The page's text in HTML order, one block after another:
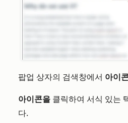
팝업 상자의 검색창에서 아이
아이콘을 클릭하여 서식 있는
다.